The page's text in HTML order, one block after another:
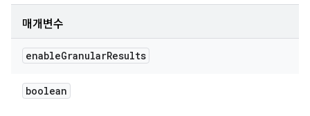
매개변수
enableGranularResults
boolean